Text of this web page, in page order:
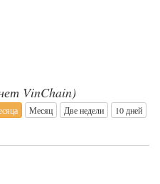
VinChain)
Месяц Две недели
10 дней